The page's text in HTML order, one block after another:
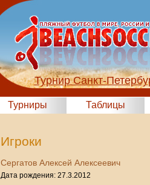
Турнир Санкт-
Турниры Таблицы
Игроки
Сергатов Алексей Алексеевич
Дата рождения: 27.3.2012